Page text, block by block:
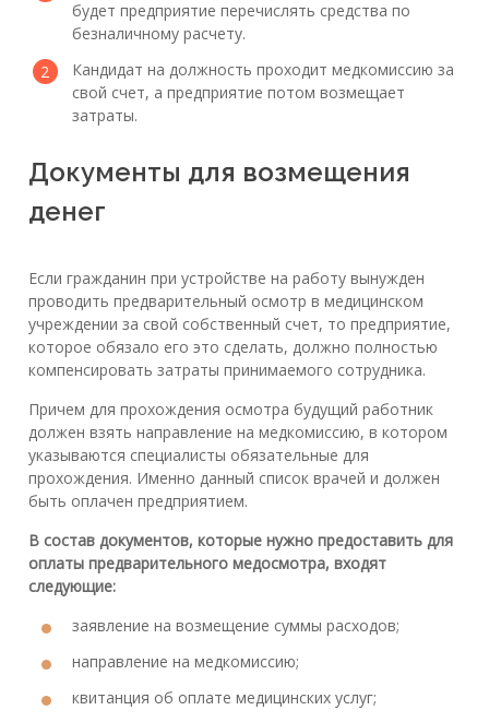
будет предприятие перечислять средства по
безналичному расчету.
Кандидат на должность проходит медкомиссию за
свой счет, а предприятие потом возмещает
затраты.
Документы для возмещения
денег
Если гражданин при устройстве на работу вынужден
проводить предварительный осмотр в медицинском
учреждении за свой собственный счет, то предприятие,
которое обязало его это сделать, должно полностью
компенсировать затраты принимаемого сотрудника.
Причем для прохождения осмотра будущий работник
должен взять направление на медкомиссию, в котором
указываются специалисты обязательные для
прохождения. Именно данный список врачей и должен
быть оплачен предприятием.
В состав документов, которые нужно предоставить для
оплаты предварительного медосмотра, входят
следующие:
заявление на возмещение суммы расходов;
направление на медкомиссию;
квитанция об оплате медицинских услуг;